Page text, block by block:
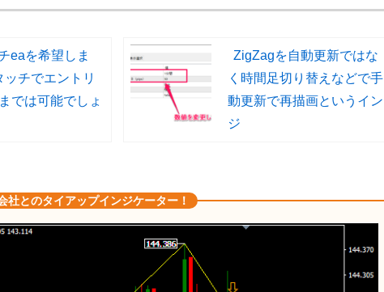
eaを希望しま
ッチでエントリ
では可能でしょ
ZigZagを自動更新ではな
く時間足切り替えなどで手
動更新で再描画というイン
ジ
社とのタイアップインジケーター！